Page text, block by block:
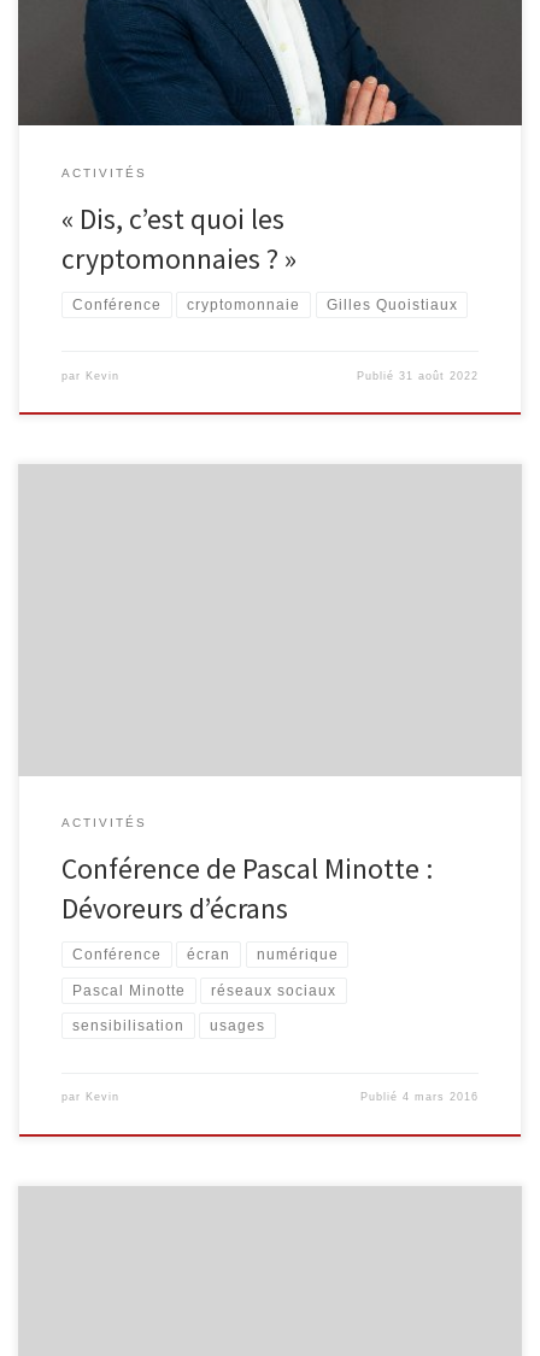
courte et concise pour laisser la place aux questions du public ainsi
qu’aux dédicaces. […]
ACTIVITÉS
« Dis, c’est quoi les
cryptomonnaies ? »
Conférence cryptomonnaie Gilles Quoistiaux
par Kevin Publié31 août 2022
ACTIVITÉS
Conférence de Pascal Minotte :
Dévoreurs d’écrans
Conférence écran numérique
Pascal Minotte réseaux sociaux
sensibilisation usages
par Kevin Publié4 mars 2016